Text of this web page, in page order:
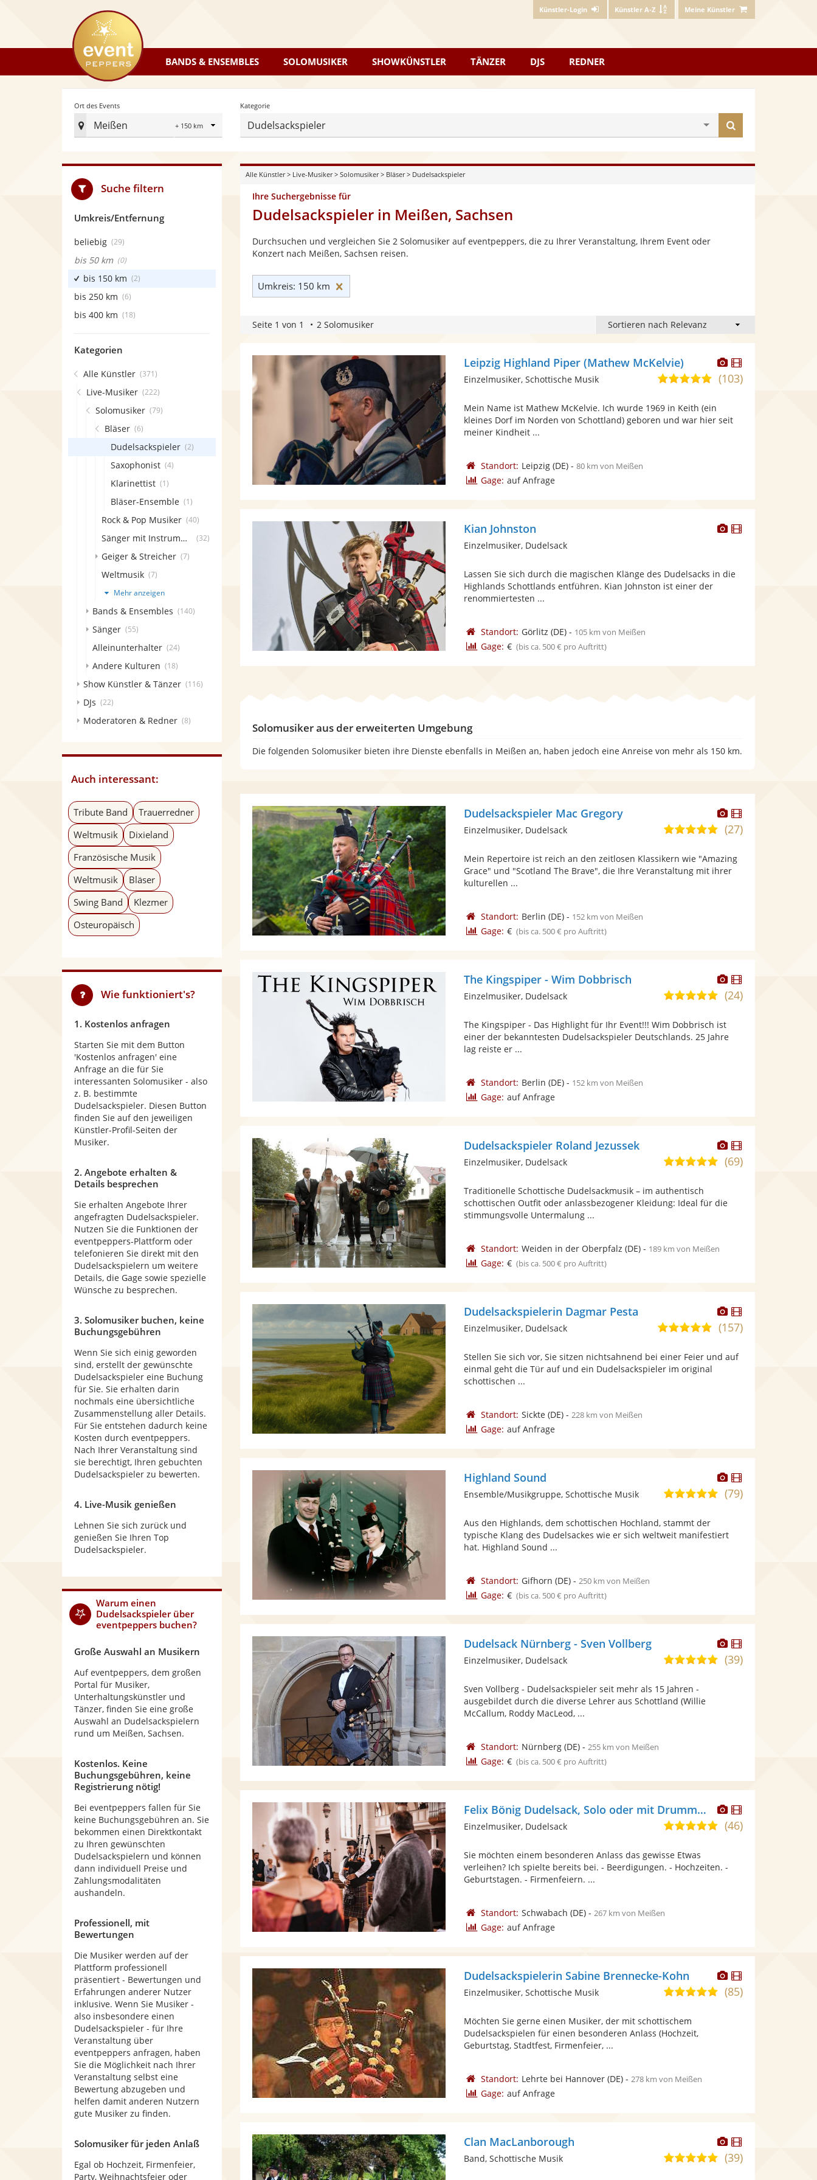
Künstler-Login Künstler A-Z Meine Künstler
eventpeppers
BANDS & ENSEMBLES SOLOMUSIKER SHOWKÜNSTLER TÄNZER DJS REDNER
Ort des Events
Meißen
Radius
Ort
Events
festlegen
Kategorie
Dudelsackspieler
finden
Alle Künstler> Live-Musiker> Solomusiker> Bläser> Dudelsackspieler
Ihre Suchergebnisse für
Dudelsackspieler in Meißen, Sachsen
Durchsuchen und vergleichen Sie 2 Solomusiker auf eventpeppers, die zu Ihrer Veranstaltung, Ihrem Event oder
Konzert nach Meißen, Sachsen reisen.
Umkreis: 150 km
Seite 1 von 1 2 Solomusiker
Dieser
Künstler
stellt
bereit.
Dieser
Künstler
Leipzig Highland Piper (Mathew McKelvie)
5,0
5
Sternen
(103)
Einzelmusiker, Schottische Musik
Mein Name ist Mathew McKelvie. Ich wurde 1969 in Keith (ein
kleines Dorf im Norden von Schottland) geboren und war hier seit
meiner Kindheit ...
Standort: Leipzig(DE)- 80 km von Meißen
Gage: auf Anfrage
Dieser
Fotos
bereit.
Dieser
Kian Johnston
Einzelmusiker, Dudelsack
Lassen Sie sich durch die magischen Klänge des Dudelsacks in die
Highlands Schottlands entführen. Kian Johnston ist einer der
renommiertesten ...
Standort: Görlitz (DE)- 105 km von Meißen
Gage: € (bis ca. 500 € pro Auftritt)
Solomusiker aus der erweiterten Umgebung
Die folgenden Solomusiker bieten ihre Dienste ebenfalls in Meißen an, haben jedoch eine Anreise von mehr als 150 km.
Dieser
Künstler
stellt
bereit.
Dieser
Künstler
Dudelsackspieler Mac Gregory
5,0
5
Sternen
(27)
Einzelmusiker, Dudelsack
Mein Repertoire ist reich an den zeitlosen Klassikern wie "Amazing
Grace" und "Scotland The Brave", die Ihre Veranstaltung mit ihrer
kulturellen ...
Standort: Berlin (DE)- 152 km von Meißen
Gage: € (bis ca. 500 € pro Auftritt)
Dieser
Künstler
stellt
Dieser
Künstler
The Kingspiper - Wim Dobbrisch
4,8
5
Sternen
(24)
Einzelmusiker, Dudelsack
The Kingspiper - Das Highlight für Ihr Event!!! Wim Dobbrisch ist
einer der bekanntesten Dudelsackspieler Deutschlands. 25 Jahre
lag reiste er ...
Standort: Berlin (DE)- 152 km von Meißen
Gage: auf Anfrage
Dieser
Künstler
stellt
Dieser
Künstler
Dudelsackspieler Roland Jezussek
4,9
Sternen
(69)
Einzelmusiker, Dudelsack
Traditionelle Schottische Dudelsackmusik – im authentisch
schottischen Outfit oder anlassbezogener Kleidung: Ideal für die
stimmungsvolle Untermalung ...
Standort: Weiden in der Oberpfalz (DE)- 189 km von Meißen
Gage: € (bis ca. 500 € pro Auftritt)
Dieser
Künstler
stellt
Fotos
bereit.
Dieser
Künstler
Dudelsackspielerin Dagmar Pesta
4,9
5
Sternen
(157)
Einzelmusiker, Dudelsack
Stellen Sie sich vor, Sie sitzen nichtsahnend bei einer Feier und auf
einmal geht die Tür auf und ein Dudelsackspieler im original
schottischen ...
Standort: Sickte(DE)- 228 km von Meißen
Gage: auf Anfrage
Dieser
Künstler
stellt
Dieser
Künstler
Highland Sound
5,0
Sternen
(79)
Ensemble/Musikgruppe, Schottische Musik
Aus den Highlands, dem schottischen Hochland, stammt der
typische Klang des Dudelsackes wie er sich weltweit manifestiert
hat. Highland Sound ...
Standort: Gifhorn (DE)- 250 km von Meißen
Gage: € (bis ca. 500 € pro Auftritt)
Dieser
Künstler
stellt
Dieser
Künstler
Dudelsack Nürnberg - Sven Vollberg
5,0(39)
Einzelmusiker, Dudelsack
Sven Vollberg - Dudelsackspieler seit mehr als 15 Jahren -
ausgebildet durch die diverse Lehrer aus Schottland (Willie
McCallum, Roddy MacLeod, ...
Standort: Nürnberg(DE)- 255 km von Meißen
Gage: € (bis ca. 500 € pro Auftritt)
Dieser
Künstler
stellt
Dieser
Künstler
Felix Bönig Dudelsack, Solo oder mit Drummer buchbar
5,0
Sternen
(46)
Einzelmusiker, Dudelsack
Sie möchten einem besonderen Anlass das gewisse Etwas
verleihen? Ich spielte bereits bei. - Beerdigungen. - Hochzeiten. -
Geburtstagen. - Firmenfeiern. ...
Standort: Schwabach (DE)- 267 km von Meißen
Gage: auf Anfrage
Dieser
Künstler
stellt
Dieser
Künstler
Dudelsackspielerin Sabine Brennecke-Kohn
5,0(85)
Einzelmusiker, Schottische Musik
Möchten Sie gerne einen Musiker, der mit schottischem
Dudelsackspielen für einen besonderen Anlass (Hochzeit,
Geburtstag, Stadtfest, Firmenfeier, ...
Standort: Lehrte bei Hannover(DE)- 278 km von Meißen
Gage: auf Anfrage
Dieser
Künstler
stellt
Dieser
Künstler
Clan MacLanborough
5,0(39)
Band, Schottische Musik
Suche filtern
Umkreis/Entfernung
beliebig (29)
bis 50 km (0)
bis 150 km (2)
bis 250 km (6)
bis 400 km (18)
Kategorien
Alle Künstler (371)
Live-Musiker (222)
Solomusiker (79)
Bläser (6)
Dudelsackspieler (2)
Saxophonist (4)
Klarinettist (1)
Bläser-Ensemble (1)
Rock & Pop Musiker (40)
Sänger mit Instrument (32)
Geiger & Streicher (7)
Weltmusik (7)
Mehr anzeigen
Bands & Ensembles (140)
Sänger (55)
Alleinunterhalter (24)
Andere Kulturen (18)
Show Künstler & Tänzer (116)
DJs (22)
Moderatoren & Redner (8)
Auch interessant:
Tribute Band
Trauerredner
Weltmusik
Dixieland
Französische Musik
Weltmusik
Bläser
Swing Band
Klezmer
Osteuropäisch
Wie funktioniert's?
1. Kostenlos anfragen
Starten Sie mit dem Button
'Kostenlos anfragen' eine
Anfrage an die für Sie
interessanten Solomusiker - also
z. B. bestimmte
Dudelsackspieler. Diesen Button
finden Sie auf den jeweiligen
Künstler-Profil-Seiten der
Musiker.
2. Angebote erhalten &
Details besprechen
Sie erhalten Angebote Ihrer
angefragten Dudelsackspieler.
Nutzen Sie die Funktionen der
eventpeppers-Plattform oder
telefonieren Sie direkt mit den
Dudelsackspielern um weitere
Details, die Gage sowie spezielle
Wünsche zu besprechen.
3. Solomusiker buchen, keine
Buchungsgebühren
Wenn Sie sich einig geworden
sind, erstellt der gewünschte
Dudelsackspieler eine Buchung
für Sie. Sie erhalten darin
nochmals eine übersichtliche
Zusammenstellung aller Details.
Für Sie entstehen dadurch keine
Kosten durch eventpeppers.
Nach Ihrer Veranstaltung sind
sie berechtigt, Ihren gebuchten
Dudelsackspieler zu bewerten.
4. Live-Musik genießen
Lehnen Sie sich zurück und
genießen Sie Ihren Top
Dudelsackspieler.
Warum einen
Dudelsackspielerüber
eventpeppers buchen?
Große Auswahl an Musikern
Auf eventpeppers, dem großen
Portal für Musiker,
Unterhaltungskünstler und
Tänzer, finden Sie eine große
Auswahl an Dudelsackspielern
rund um Meißen, Sachsen.
Kostenlos. Keine
Buchungsgebühren, keine
Registrierung nötig!
Bei eventpeppers fallen für Sie
keine Buchungsgebühren an. Sie
bekommen einen Direktkontakt
zu Ihren gewünschten
Dudelsackspielern und können
dann individuell Preise und
Zahlungsmodalitäten
aushandeln.
Professionell, mit
Bewertungen
Die Musiker werden auf der
Plattform professionell
präsentiert - Bewertungen und
Erfahrungen anderer Nutzer
inklusive. Wenn Sie Musiker -
also insbesondere einen
Dudelsackspieler - für Ihre
Veranstaltung über
eventpeppers anfragen, haben
Sie die Möglichkeit nach Ihrer
Veranstaltung selbst eine
Bewertung abzugeben und
helfen damit anderen Nutzern
gute Musiker zu finden.
Solomusiker für jeden Anlaß
Egal ob Hochzeit, Firmenfeier,
Party, Weihnachtsfeier oder